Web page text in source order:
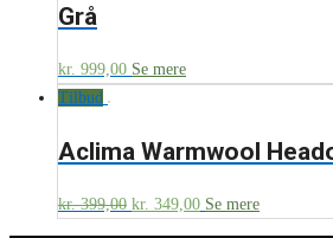
Grå
kr. 999,00 Se mere
Tilbud
Aclima Warmwool
kr.399,00 kr. 349,00 Se mere